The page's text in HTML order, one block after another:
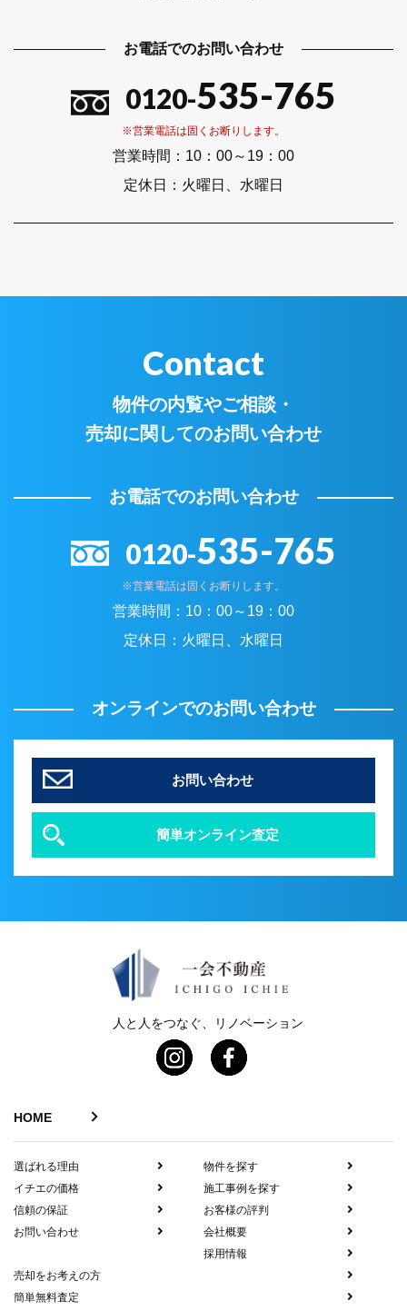
お電話でのお問い合わせ
0120-535-765
※営業電話は固くお断りします。
営業時間： 10：00～19：00
定休日： 火曜日、水曜日
Contact
物件の内覧やご相談・
売却に関してのお問い合わせ
お電話でのお問い合わせ
0120-535-765
※営業電話は固くお断りします。
営業時間： 10：00～19：00
定休日： 火曜日、水曜日
オンラインでのお問い合わせ
お問い合わせ
簡単オンライン査定
人と人をつなぐ、リノベーション
HOME
選ばれる理由
イチエの価格
信頼の保証
お問い合わせ
物件を探す
施工事例を探す
お客様の評判
会社概要
採用情報
売却をお考えの方
簡単無料査定